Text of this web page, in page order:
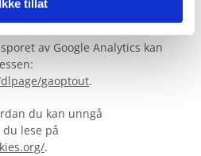
Ikke tillat
av Google Analytics kan
gaoptout.
du kan unngå
lese på
.